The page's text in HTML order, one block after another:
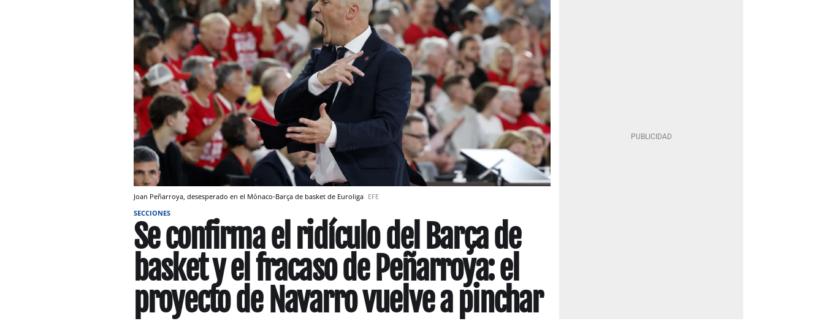
Joan Peñarroya, desesperado en el Mónaco-Barça de basket de Euroliga EFE
SECCIONES
Se confirma el ridículo del Barça de
basket y el fracaso de Peñarroya: el
proyecto de Navarro vuelve a pinchar